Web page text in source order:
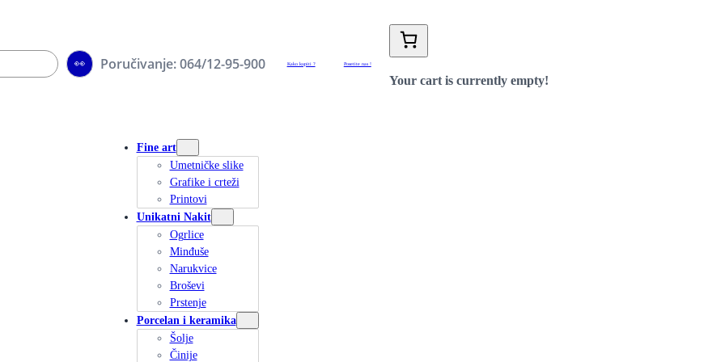
👀 Poručivanje: 064/12-95-900 Kako kupiti ? Posetite nas !
Your cart is currently empty!
Fine art
Umetničke slike
Grafike i crteži
Printovi
Unikatni Nakit
Ogrlice
Minđuše
Narukvice
Broševi
Prstenje
Porcelan i keramika
Šolje
Činije